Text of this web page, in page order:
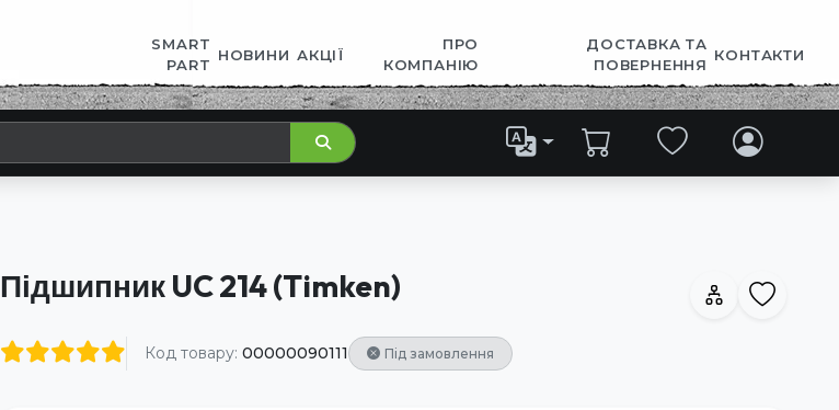
SMART
PART
НОВИНИ АКЦІЇ
ПРО
КОМПАНІЮ
ДОСТАВКА ТА
ПОВЕРНЕННЯ
КОНТАКТИ
Підшипник UC 214 (Timken)
Код товару: 00000090111 Під замовлення